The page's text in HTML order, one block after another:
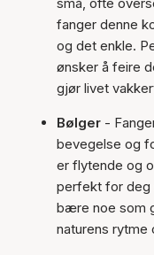
fanger denne
og det enkle.
ønsker å feire
gjør livet
Bølger -
bevegelse og
er flytende og
perfekt for deg
bære noe som
naturens rytme